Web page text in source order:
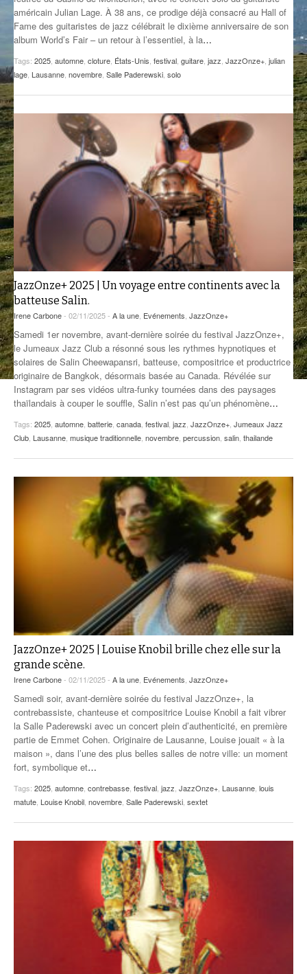
GROOVE N SUN
IL ÉTAIT UNE FOIS
L’ASTUCE DE LA PORTE EN BOIS
LA MINUTE LITTÉRAIRE
LA SOUTERRAINE
MUSIQUE DES ANTIPODES
THEME FORCE
ZIRCONIUM
PLUS DE MIX
américain Julian Lage. À 38 ans, ce prodige déjà consacré au Hall of
Fame des guitaristes de jazz célébrait le dixième anniversaire de son
album World’s Fair – un retour à l’essentiel, à la…
Tags: 2025 automne cloture États-Unis festival guitare jazz JazzOnze+ julian
lage Lausanne novembre Salle Paderewski solo
JazzOnze+ 2025 | Un voyage entre continents avec la
batteuse Salin.
Irene Carbone- 02/11/2025 - A la une Evénements JazzOnze+
Samedi 1er novembre, avant-dernière soirée du festival JazzOnze+,
le Jumeaux Jazz Club a résonné sous les rythmes hypnotiques et
solaires de Salin Cheewapansri, batteuse, compositrice et productrice
originaire de Bangkok, désormais basée au Canada. Révélée sur
Instagram par ses vidéos ultra-funky tournées dans des paysages
thaïlandais à couper le souffle, Salin n’est pas qu’un phénomène…
Tags: 2025 automne batterie canada festival jazz JazzOnze+ Jumeaux Jazz
Club Lausanne musique traditionnelle novembre percussion salin thailande
JazzOnze+ 2025 | Louise Knobil brille chez elle sur la
grande scène.
Irene Carbone- 02/11/2025 - A la une Evénements JazzOnze+
Samedi soir, avant-dernière soirée du festival JazzOnze+, la
contrebassiste, chanteuse et compositrice Louise Knobil a fait vibrer
la Salle Paderewski avec un concert plein d’authenticité, en première
partie de Emmet Cohen. Originaire de Lausanne, Louise jouait « à la
maison », dans l’une des plus belles salles de notre ville: un moment
fort, symbolique et…
Tags: 2025 automne contrebasse festival jazz JazzOnze+ Lausanne louis
matute Louise Knobil novembre Salle Paderewski sextet